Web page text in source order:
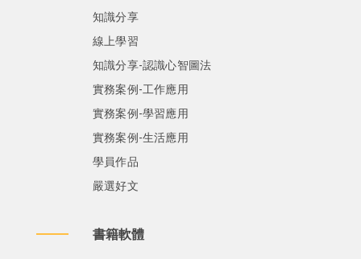
知識分享
線上學習
知識分享-認識心智圖法
實務案例-工作應用
實務案例-學習應用
實務案例-生活應用
學員作品
嚴選好文
書籍軟體